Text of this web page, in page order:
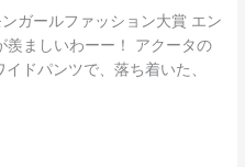
ガールファッション大賞 エン
羨ましいわーー！ アクータの
ドパンツで、落ち着いた、